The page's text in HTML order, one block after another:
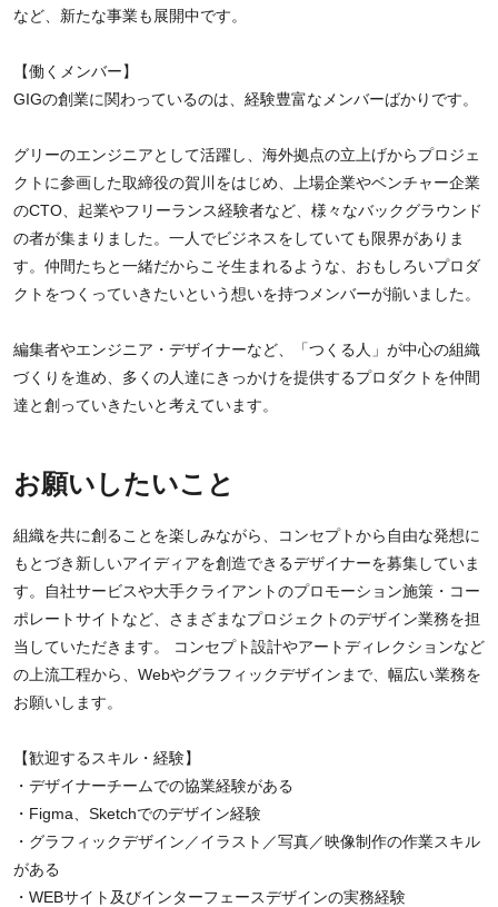
など、新たな事業も展開中です。
【働くメンバー】
GIGの創業に関わっているのは、経験豊富なメンバーばかりです。
グリーのエンジニアとして活躍し、海外拠点の立上げからプロジェ
クトに参画した取締役の賀川をはじめ、上場企業やベンチャー企業
のCTO、起業やフリーランス経験者など、様々なバックグラウンド
の者が集まりました。一人でビジネスをしていても限界がありま
す。仲間たちと一緒だからこそ生まれるような、おもしろいプロダ
クトをつくっていきたいという想いを持つメンバーが揃いました。
編集者やエンジニア・デザイナーなど、「つくる人」が中心の組織
づくりを進め、多くの人達にきっかけを提供するプロダクトを仲間
達と創っていきたいと考えています。
お願いしたいこと
組織を共に創ることを楽しみながら、コンセプトから自由な発想に
もとづき新しいアイディアを創造できるデザイナーを募集していま
す。自社サービスや大手クライアントのプロモーション施策・コー
ポレートサイトなど、さまざまなプロジェクトのデザイン業務を担
当していただきます。 コンセプト設計やアートディレクションなど
の上流工程から、Webやグラフィックデザインまで、幅広い業務を
お願いします。
【歓迎するスキル・経験】
・デザイナーチームでの協業経験がある
・Figma、Sketchでのデザイン経験
・グラフィックデザイン／イラスト／写真／映像制作の作業スキル
がある
・WEBサイト及びインターフェースデザインの実務経験